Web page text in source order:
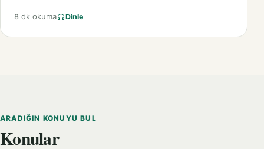
8 dk okuma Dinle
ARADIĞIN KONUYU BUL
Konular